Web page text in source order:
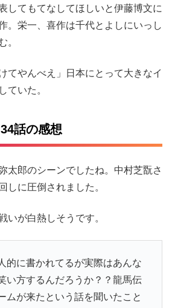
してもてなしてほしいと伊藤博文に
。栄一、喜作は千代とよしにいっし
。
てやんべえ」日本にとって大きなイ
ていた。
話の感想
太郎のシーンでしたね。中村芝翫さ
しに圧倒されました。
いが白熱しそうです。
的に書かれてるが実際はあんな
い方するんだろうか？？龍馬伝
ムが来たという話を聞いたこと